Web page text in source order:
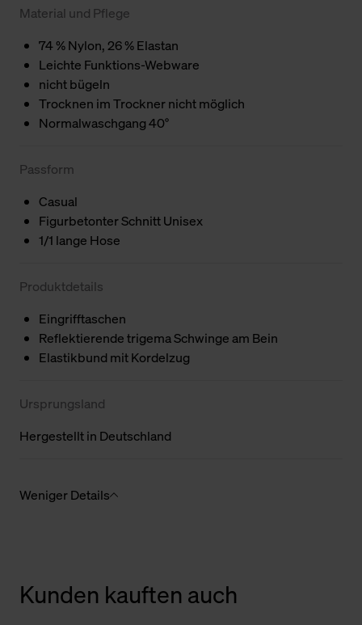
Material und Pflege
74 % Nylon, 26 % Elastan
Leichte Funktions-Webware
nicht bügeln
Trocknen im Trockner nicht möglich
Normalwaschgang 40°
Passform
Casual
Figurbetonter Schnitt Unisex
1/1 lange Hose
Produktdetails
Eingrifftaschen
Reflektierende trigema Schwinge am Bein
Elastikbund mit Kordelzug
Ursprungsland
Hergestellt in Deutschland
Weniger Details
Kunden kauften auch